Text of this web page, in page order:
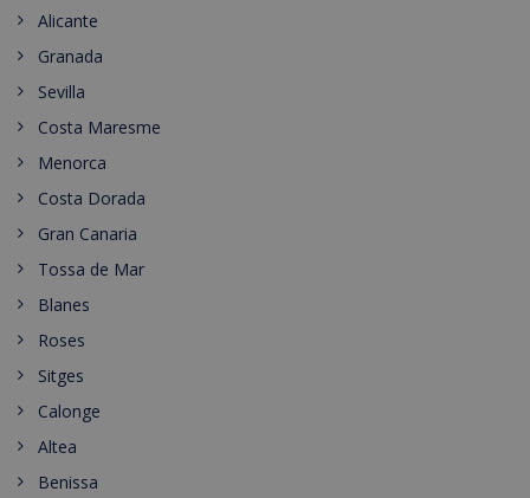
Alicante
Granada
Sevilla
Costa Maresme
Menorca
Costa Dorada
Gran Canaria
Tossa de Mar
Blanes
Roses
Sitges
Calonge
Altea
Benissa